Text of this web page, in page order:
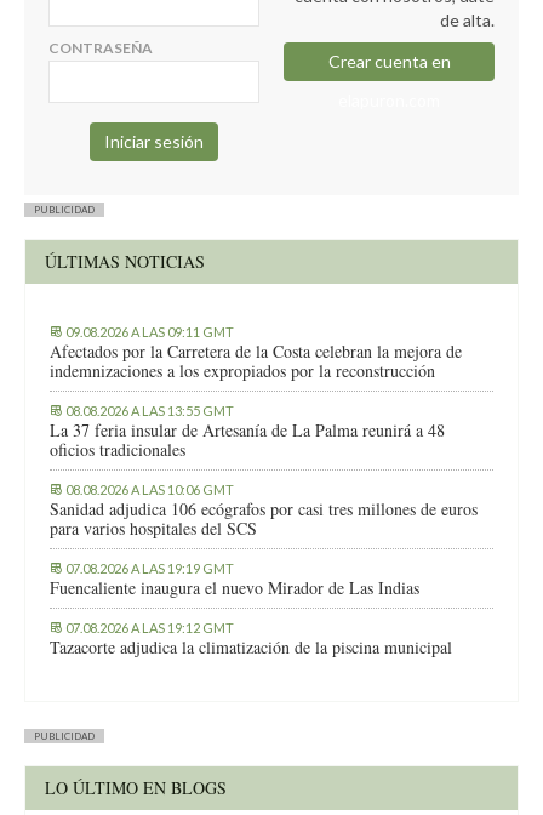
CONTRASEÑA
de alta.
Crear cuenta en
PUBLICIDAD
ÚLTIMAS NOTICIAS
09.08.2026 A LAS 09:11 GMT
Afectados por la Carretera de la Costa celebran la mejora de
indemnizaciones a los expropiados por la reconstrucción
08.08.2026 A LAS 13:55 GMT
La 37 feria insular de Artesanía de La Palma reunirá a 48
oficios tradicionales
08.08.2026 A LAS 10:06 GMT
Sanidad adjudica 106 ecógrafos por casi tres millones de euros
para varios hospitales del SCS
07.08.2026 A LAS 19:19 GMT
Fuencaliente inaugura el nuevo Mirador de Las Indias
07.08.2026 A LAS 19:12 GMT
Tazacorte adjudica la climatización de la piscina municipal
PUBLICIDAD
LO ÚLTIMO EN BLOGS